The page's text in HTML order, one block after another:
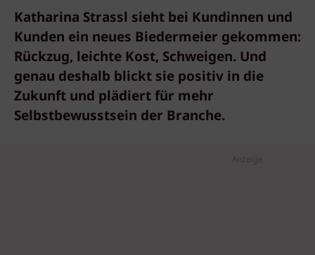
Katharina Strassl sieht bei Kundinnen und
Kunden ein neues Biedermeier gekommen:
Rückzug, leichte Kost, Schweigen. Und
genau deshalb blickt sie positiv in die
Zukunft und plädiert für mehr
Selbstbewusstsein der Branche.
Anzeige